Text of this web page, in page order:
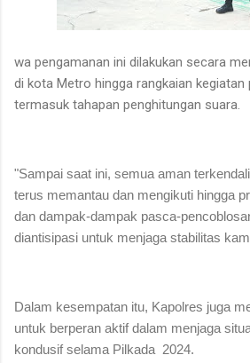
wa pengamanan ini dilakukan secara
di kota Metro hingga rangkaian
termasuk tahapan penghitungan suara.
"Sampai saat ini, semua aman
terus memantau dan mengikuti hingga
dan dampak-dampak pasca-
diantisipasi untuk menjaga stabilitas
Dalam kesempatan itu, Kapolres juga
untuk berperan aktif dalam menjaga
kondusif selama Pilkada 2024.